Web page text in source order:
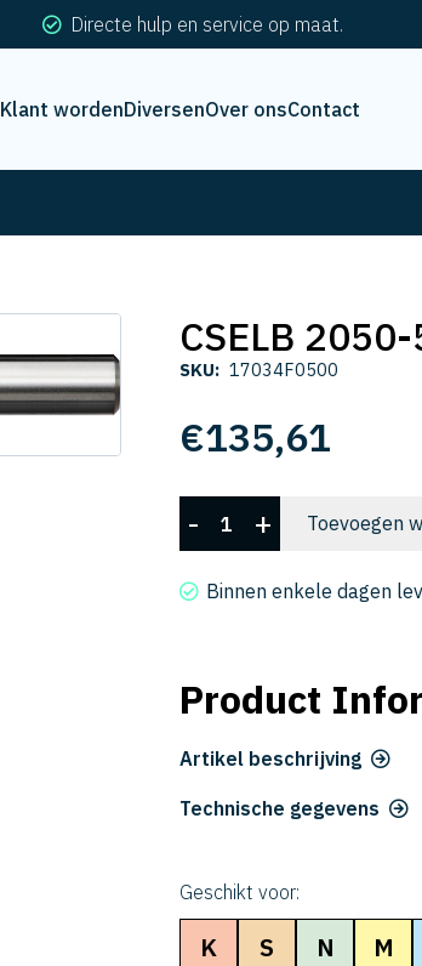
Directe hulp en service op maat.
Klant wordenDiversenOver onsContact
CSELB
SKU: 17034F0500
€135,61
CSELB
2050-
500
- + Toevoegen
Binnen enkele dagen
Product
Artikel beschrijving
Technische gegevens
Geschikt voor:
K S N M